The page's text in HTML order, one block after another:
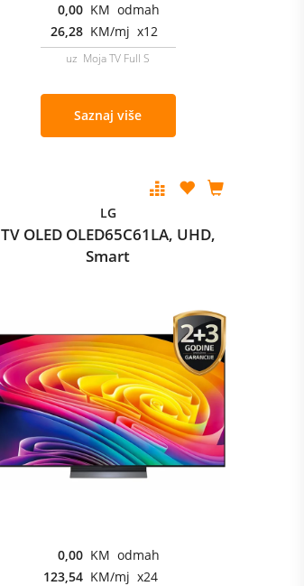
0,00 KM odmah
26,28 KM/mj x12
uz Moja TV Full S
Saznaj više
LG
TV OLED OLED65C61LA, UHD,
Smart
0,00 KM odmah
123,54 KM/mj x24